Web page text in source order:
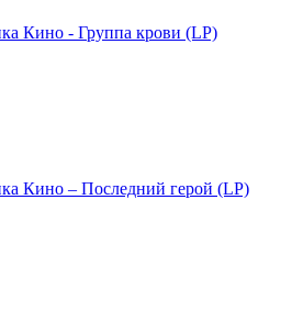
Кино - Группа крови (LP)
Кино – Последний герой (LP)